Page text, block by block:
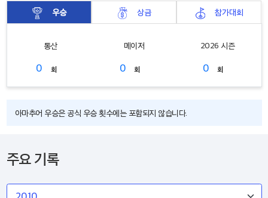
우승 상금 참가대회
통산
0 회
메이저
0 회
2026 시즌
0 회
아마추어 우승은 공식 우승 횟수에는 포함되지 않습니다.
주요 기록